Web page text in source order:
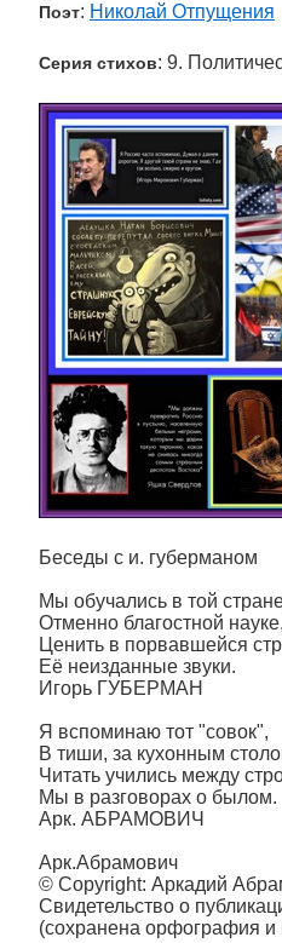
Поэт: Николай Отпущения
Серия стихов: 9.
Беседы с и. губерманом
Мы обучались в той
Отменно благостной науке,
Ценить в порвавшейся
Её неизданные звуки.
Игорь ГУБЕРМАН
Я вспоминаю тот "совок",
В тиши, за кухонным
Читать учились между
Мы в разговорах о былом.
Арк. АБРАМОВИЧ
Арк.Абрамович
© Copyright: Аркадий
Свидетельство о
(сохранена орфография и